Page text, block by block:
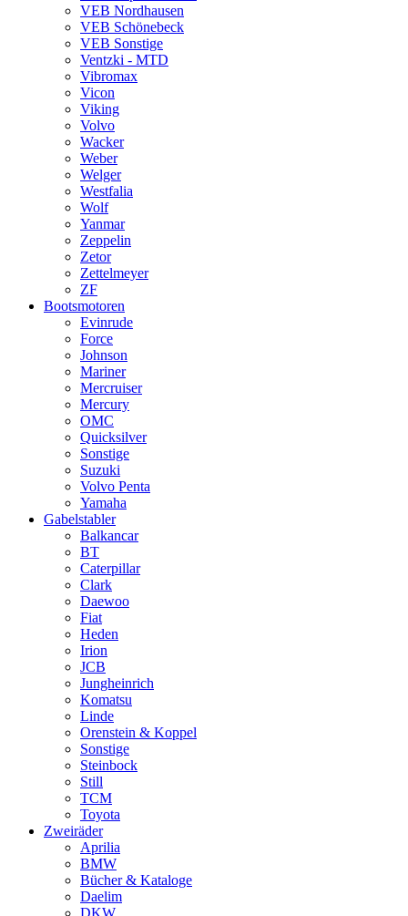
VEB Nordhausen
VEB Schönebeck
VEB Sonstige
Ventzki - MTD
Vibromax
Vicon
Viking
Volvo
Wacker
Weber
Welger
Westfalia
Wolf
Yanmar
Zeppelin
Zetor
Zettelmeyer
ZF
Bootsmotoren
Evinrude
Force
Johnson
Mariner
Mercruiser
Mercury
OMC
Quicksilver
Sonstige
Suzuki
Volvo Penta
Yamaha
Gabelstabler
Balkancar
BT
Caterpillar
Clark
Daewoo
Fiat
Heden
Irion
JCB
Jungheinrich
Komatsu
Linde
Orenstein & Koppel
Sonstige
Steinbock
Still
TCM
Toyota
Zweiräder
Aprilia
BMW
Bücher & Kataloge
Daelim
DKW